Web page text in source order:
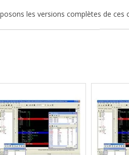
les versions complètes de ces